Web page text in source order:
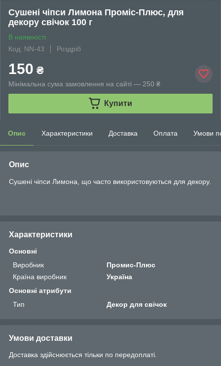
Сушені чіпси Лимона Проміс-Плюс, для
декору свічок 100 г
В наявності
Код: NN-43
Роздріб
150 ₴
Мінімальна сума замовлення на сайті — 250 ₴
Купити
Опис Характеристики Доставка Оплата Умови
Опис
Сушені чіпси Лимона, що часто використовуються для декору.
Характеристики
Основні
Виробник
Промис-Плюс
Країна виробник
Україна
Основні атрибути
Тип
Декор для свічок
Умови доставки
Доставка здійснюється тільки по передоплаті.